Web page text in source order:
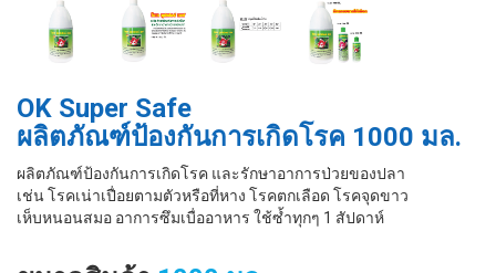
OK Super Safe
ผลิตภัณฑ์ป้องกันการเกิดโรค 1000 มล.
ผลิตภัณฑ์ป้องกันการเกิดโรค และรักษาอาการป่วยของปลา
เช่น โรคเน่าเปื่อยตามตัวหรือที่หาง โรคตกเลือด โรคจุดขาว
เห็บหนอนสมอ อาการซึมเบื่ออาหาร ใช้ซํ้าทุกๆ 1 สัปดาห์